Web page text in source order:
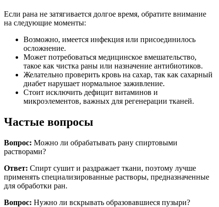
Если рана не затягивается долгое время, обратите внимание
на следующие моменты:
Возможно, имеется инфекция или присоединилось
осложнение.
Может потребоваться медицинское вмешательство,
такое как чистка раны или назначение антибиотиков.
Желательно проверить кровь на сахар, так как сахарный
диабет нарушает нормальное заживление.
Стоит исключить дефицит витаминов и
микроэлементов, важных для регенерации тканей.
Частые вопросы
Вопрос: Можно ли обрабатывать рану спиртовыми
растворами?
Ответ: Спирт сушит и раздражает ткани, поэтому лучше
применять специализированные растворы, предназначенные
для обработки ран.
Вопрос: Нужно ли вскрывать образовавшиеся пузыри?